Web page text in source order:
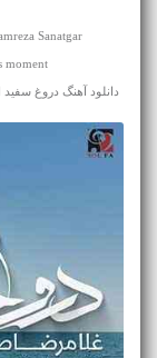
Sanatgar
moment
دانلود آهنگ دروغ سفید از غلامرضا صنعتگر